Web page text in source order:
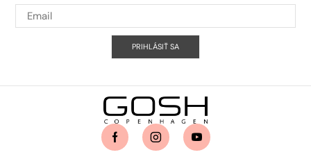
PRIHLÁSIŤ SA